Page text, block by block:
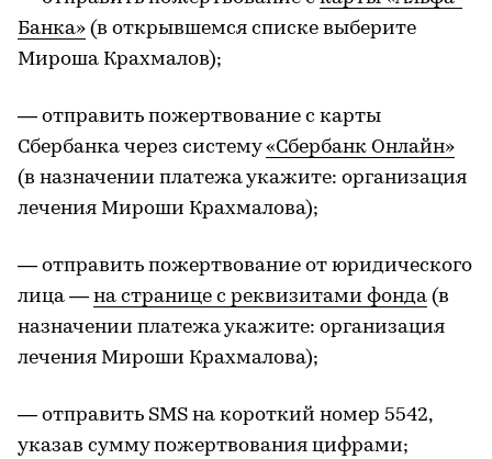
Банка» (в открывшемся списке выберите
Мироша Крахмалов);
— отправить пожертвование с карты
Сбербанка через систему«Сбербанк Онлайн»
(в назначении платежа укажите: организация
лечения Мироши Крахмалова);
— отправить пожертвование от юридического
лица — на странице с реквизитами фонда (в
назначении платежа укажите: организация
лечения Мироши Крахмалова);
— отправить SMS на короткий номер 5542,
указав сумму пожертвования цифрами;